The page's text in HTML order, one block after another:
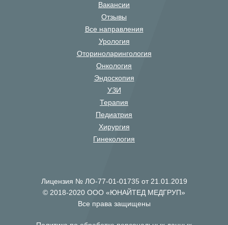
Вакансии
Отзывы
Все направления
Урология
Оториноларингология
Онкология
Эндоскопия
УЗИ
Терапия
Педиатрия
Хирургия
Гинекология
Лицензия № ЛО-77-01-01735 от 21.01.2019
© 2018-2020 ООО «ЮНАЙТЕД МЕДГРУП»
Все права защищены